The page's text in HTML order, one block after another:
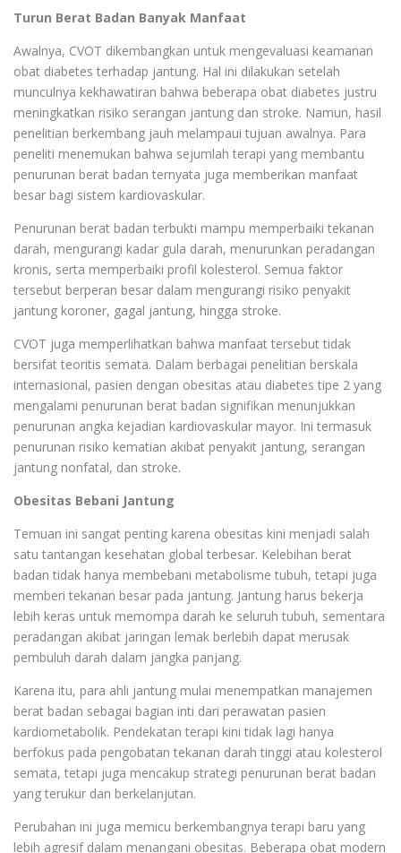
Turun Berat Badan Banyak Manfaat
Awalnya, CVOT dikembangkan untuk mengevaluasi keamanan
obat diabetes terhadap jantung. Hal ini dilakukan setelah
munculnya kekhawatiran bahwa beberapa obat diabetes justru
meningkatkan risiko serangan jantung dan stroke. Namun, hasil
penelitian berkembang jauh melampaui tujuan awalnya. Para
peneliti menemukan bahwa sejumlah terapi yang membantu
penurunan berat badan ternyata juga memberikan manfaat
besar bagi sistem kardiovaskular.
Penurunan berat badan terbukti mampu memperbaiki tekanan
darah, mengurangi kadar gula darah, menurunkan peradangan
kronis, serta memperbaiki profil kolesterol. Semua faktor
tersebut berperan besar dalam mengurangi risiko penyakit
jantung koroner, gagal jantung, hingga stroke.
CVOT juga memperlihatkan bahwa manfaat tersebut tidak
bersifat teoritis semata. Dalam berbagai penelitian berskala
internasional, pasien dengan obesitas atau diabetes tipe 2 yang
mengalami penurunan berat badan signifikan menunjukkan
penurunan angka kejadian kardiovaskular mayor. Ini termasuk
penurunan risiko kematian akibat penyakit jantung, serangan
jantung nonfatal, dan stroke.
Obesitas Bebani Jantung
Temuan ini sangat penting karena obesitas kini menjadi salah
satu tantangan kesehatan global terbesar. Kelebihan berat
badan tidak hanya membebani metabolisme tubuh, tetapi juga
memberi tekanan besar pada jantung. Jantung harus bekerja
lebih keras untuk memompa darah ke seluruh tubuh, sementara
peradangan akibat jaringan lemak berlebih dapat merusak
pembuluh darah dalam jangka panjang.
Karena itu, para ahli jantung mulai menempatkan manajemen
berat badan sebagai bagian inti dari perawatan pasien
kardiometabolik. Pendekatan terapi kini tidak lagi hanya
berfokus pada pengobatan tekanan darah tinggi atau kolesterol
semata, tetapi juga mencakup strategi penurunan berat badan
yang terukur dan berkelanjutan.
Perubahan ini juga memicu berkembangnya terapi baru yang
lebih agresif dalam menangani obesitas. Beberapa obat modern